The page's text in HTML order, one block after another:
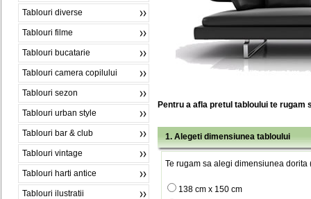
Tablouri diverse
Tablouri filme
Tablouri bucatarie
Tablouri camera copilului
Tablouri sezon
Tablouri urban style
Tablouri bar & club
Tablouri vintage
Tablouri harti antice
Tablouri ilustratii
Pentru a afla pretul tabloului te rugam
1. Alegeti dimensiunea tabloului
Te rugam sa alegi dimensiunea dorita
138 cm x 150 cm